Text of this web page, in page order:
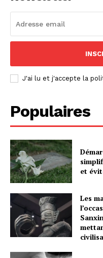
J'ai lu et j'accepte la
Populaires
et
Les